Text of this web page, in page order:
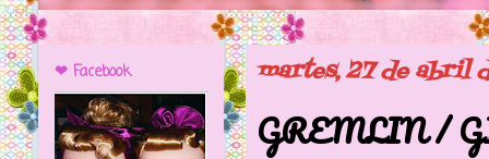
martes, 27 de abril
GREMLIN /
❤ Facebook